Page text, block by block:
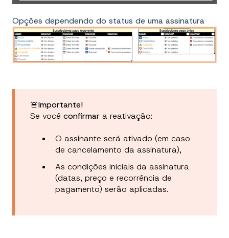
Opções dependendo do status de uma assinatura
🚨Importante!
Se você confirmar a reativação:
O assinante será ativado (em caso
de cancelamento da assinatura),
As condições iniciais da assinatura
(datas, preço e recorrência de
pagamento) serão aplicadas.